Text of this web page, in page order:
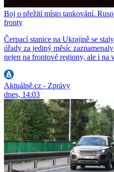
Boj o přežití místo tankování.
fronty
Čerpací stanice na Ukrajině se
úřady za jediný měsíc
nejen na frontové regiony, ale i na
Aktuálně.cz - Zprávy
dnes, 14:03